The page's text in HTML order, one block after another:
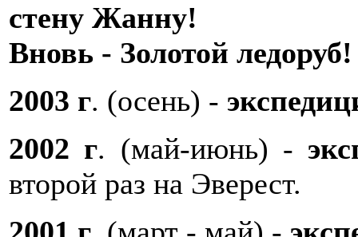
стену Жанну!
Вновь - Золотой ледоруб!
2003 г. (осень) -
2002 г. (май-июнь) -
второй раз на Эверест.